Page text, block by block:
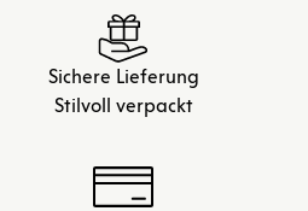
Sichere Lieferung
Stilvoll verpackt